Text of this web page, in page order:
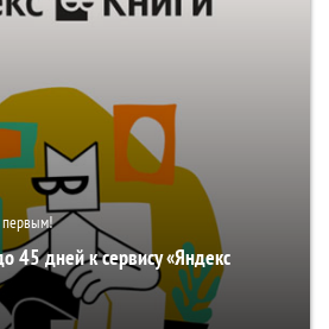
45 дней к сервису «Яндекс